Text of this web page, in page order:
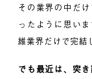
その業界の中だ
ったように思い
維業界だけで完結
でも最近は、突